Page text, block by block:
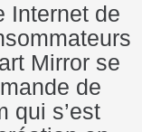
Internet de
Mirror se
de
qui s’est